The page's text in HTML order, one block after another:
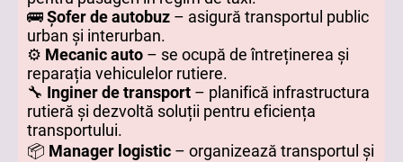
🚌Șofer de autobuz – asigură transportul public
urban și interurban.
⚙️ Mecanic auto – se ocupă de întreținerea și
reparația vehiculelor rutiere.
🔧 Inginer de transport – planifică infrastructura
rutieră și dezvoltă soluții pentru eficiența
transportului.
📦 Manager logistic – organizează transportul și